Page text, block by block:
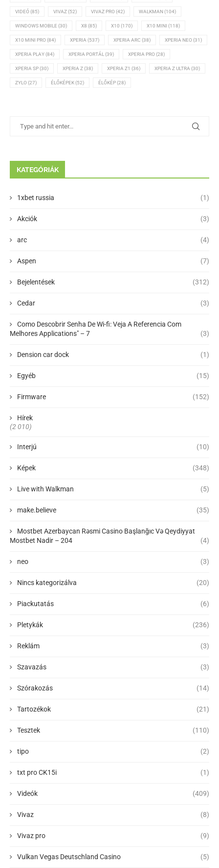
VIDEÓ(85) VIVAZ(52) VIVAZ PRO(42) WALKMAN(104)
WINDOWS MOBILE (30) X8 (85) X10 (170) X10 MINI (118)
X10 MINI PRO(84) XPERIA (537) XPERIA ARC (38) XPERIA NEO(31)
XPERIA PLAY(84) XPERIA PORTÁL (39) XPERIA PRO(28)
XPERIA SP(30) XPERIA Z(38) XPERIA Z1 (36) XPERIA Z ULTRA (30)
ZYLO(27) ÉLŐKÉPEK(52) ÉLŐKÉP(28)
KATEGÓRIÁK
1xbet russia (1)
Akciók (3)
arc (4)
Aspen (7)
Bejelentések (312)
Cedar (3)
Como Descobrir Senha De Wi-fi: Veja A Referencia Com
Melhores Applications" – 7
(3)
Dension car dock (1)
Egyéb (15)
Firmware (152)
Hírek
(2 010)
Interjú (10)
Képek (348)
Live with Walkman (5)
make.believe (35)
Mostbet Azerbaycan Rəsmi Casino Başlanğıc Və Qeydiyyat
Mostbet Nadir – 204
(4)
neo (3)
Nincs kategorizálva (20)
Piackutatás (6)
Pletykák (236)
Reklám (3)
Szavazás (3)
Szórakozás (14)
Tartozékok (21)
Tesztek (110)
tipo (2)
txt pro CK15i (1)
Videók (409)
Vivaz (8)
Vivaz pro (9)
Vulkan Vegas Deutschland Casino (5)